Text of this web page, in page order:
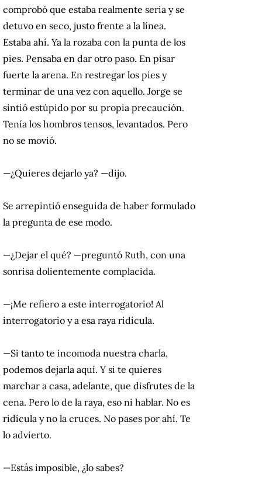
comprobó que estaba realmente seria y se
detuvo en seco, justo frente a la línea.
Estaba ahí. Ya la rozaba con la punta de los
pies. Pensaba en dar otro paso. En pisar
fuerte la arena. En restregar los pies y
terminar de una vez con aquello. Jorge se
sintió estúpido por su propia precaución.
Tenía los hombros tensos, levantados. Pero
no se movió.
—¿Quieres dejarlo ya? —dijo.
Se arrepintió enseguida de haber formulado
la pregunta de ese modo.
—¿Dejar el qué? —preguntó Ruth, con una
sonrisa dolientemente complacida.
—¡Me refiero a este interrogatorio! Al
interrogatorio y a esa raya ridícula.
—Si tanto te incomoda nuestra charla,
podemos dejarla aquí. Y si te quieres
marchar a casa, adelante, que disfrutes de la
cena. Pero lo de la raya, eso ni hablar. No es
ridícula y no la cruces. No pases por ahí. Te
lo advierto.
—Estás imposible, ¿lo sabes?